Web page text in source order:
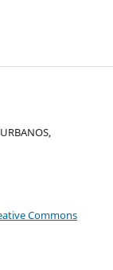
Commons